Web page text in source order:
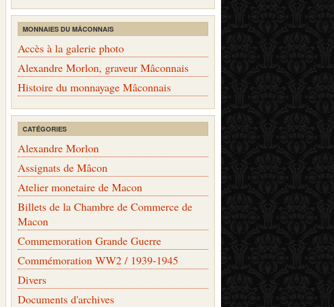
MONNAIES DU MÂCONNAIS
Accès à la galerie photo
Alexandre Morlon, graveur Mâconnais
Histoire du monnayage Mâconnais
CATÉGORIES
Alexandre Morlon
Assignats de Mâcon
Atelier monetaire de Macon
Billets de la Chambre de Commerce de
Macon
Commemoration Grande Guerre
Commémoration WW2 / 1939-1945
Divers
Documents d'archives